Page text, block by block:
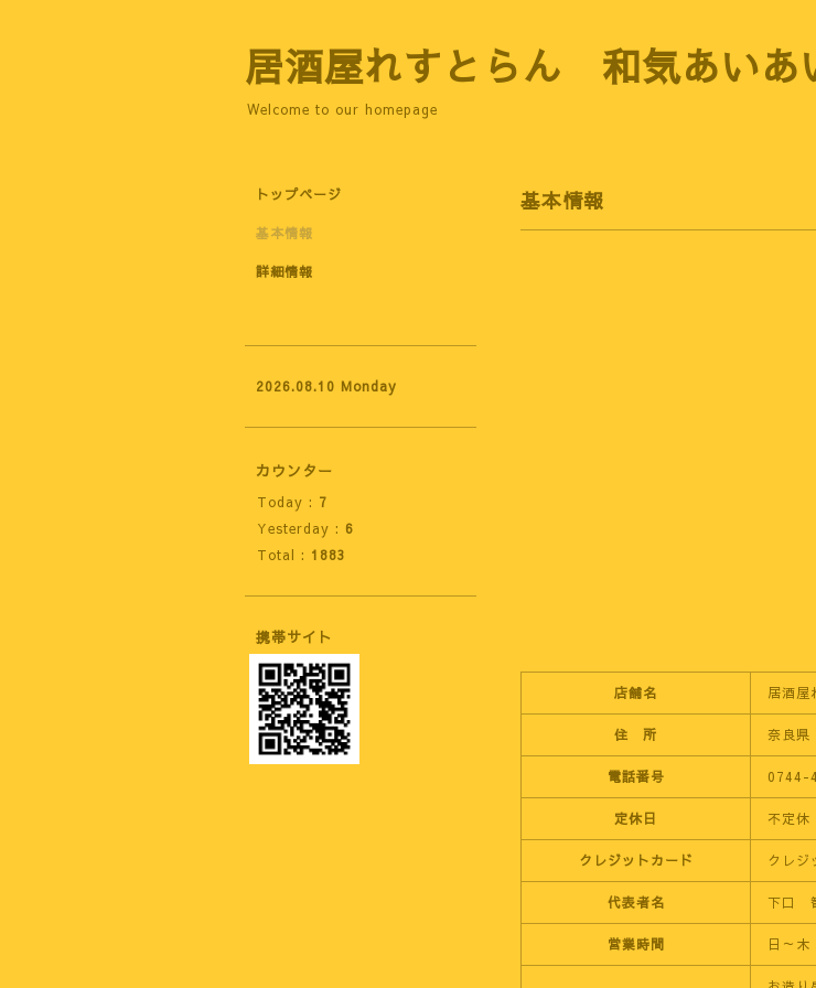
居酒屋れすとらん 和気あいあ
Welcome to our homepage
基本情報
店舗名 居酒
住 所 奈良県
電話番号 0744-
定休日 不定休
クレジットカード クレジ
代表者名 下口
営業時間 日～
トップページ
基本情報
詳細情報
2026.08.10 Monday
カウンター
Today : 7
Yesterday : 6
Total : 1883
携帯サイト